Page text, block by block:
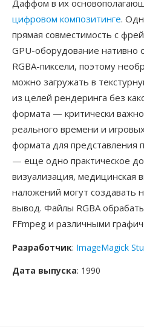
Даффом в их
цифровом композитинге.
прямая совместимость с
GPU-оборудование нативно
RGBA-пиксели, поэтому
можно загружать в
из целей рендеринга без
формата — критически
реального времени и
формата для представления
— еще одно практическое
визуализация, медицинская
наложений могут создавать
вывод. Файлы RGBA
FFmpeg и различными
Разработчик: ImageMagick
Дата выпуска: 1990